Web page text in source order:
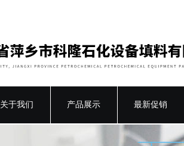
关于我们 产品展示 最新促销